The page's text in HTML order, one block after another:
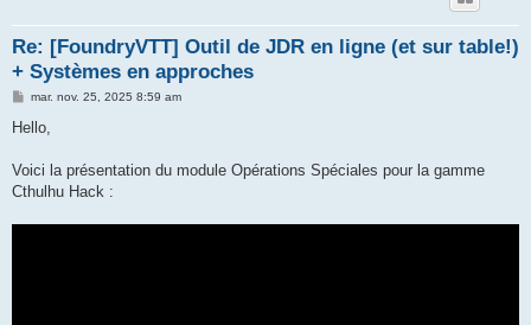
Re: [FoundryVTT] Outil de JDR en ligne (et sur table!)
+ Systèmes en approches
M
s
g
mar. nov. 25, 2025 8:59 am
Hello,
Voici la présentation du module Opérations Spéciales pour la gamme
Cthulhu Hack :